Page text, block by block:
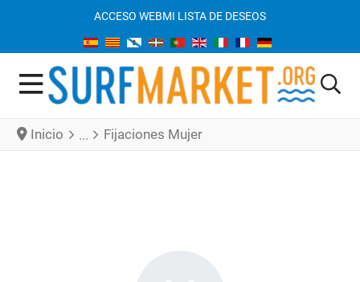
ACCESO WEBMI LISTA DE DESEOS
Inicio Fijaciones Mujer